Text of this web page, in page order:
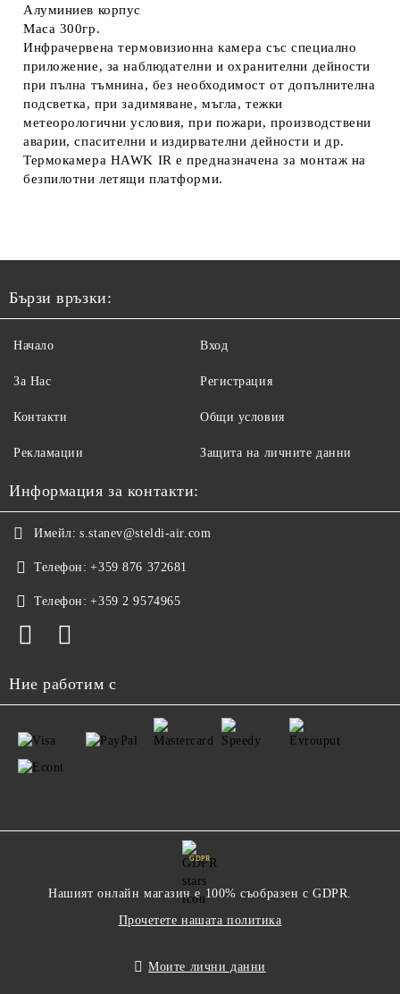
Алуминиев корпус
Маса 300гр.
Инфрачервена термовизионна камера със специално
приложение, за наблюдателни и охранителни дейности
при пълна тъмнина, без необходимост от допълнителна
подсветка, при задимяване, мъгла, тежки
метеорологични условия, при пожари, производствени
аварии, спасителни и издирвателни дейности и др.
Термокамера HAWK IR е предназначена за монтаж на
безпилотни летящи платформи.
Бързи връзки:
Начало
За Нас
Контакти
Рекламации
Вход
Регистрация
Общи условия
Защита на личните данни
Информация за контакти:
Имейл: s.stanev@steldi-air.com
Телефон: +359 876 372681
Телефон: +359 2 9574965
Ние работим с
GDPR
Нашият онлайн магазин е 100% съобразен с GDPR.
Прочетете нашата политика
Моите лични данни